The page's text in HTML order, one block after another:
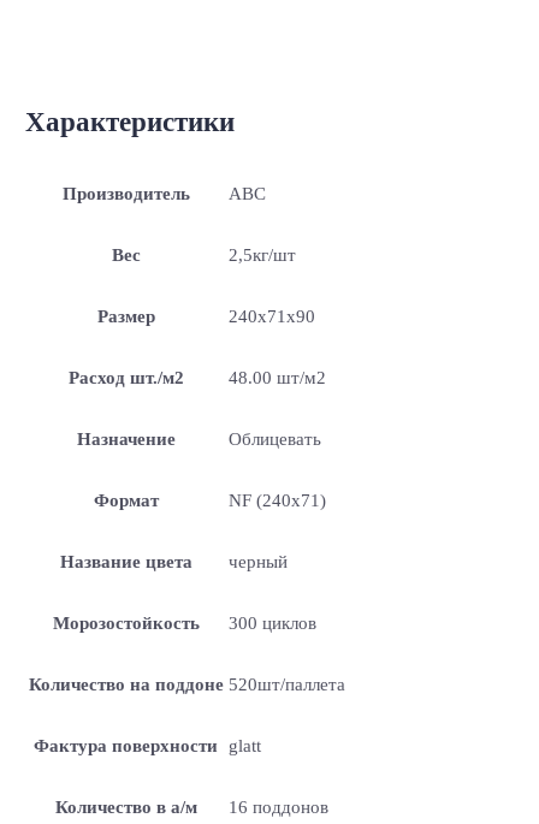
Характеристики
Производитель ABC
Вес 2,5кг/шт
Размер 240х71х90
Расход шт./м2 48.00 шт/м2
Назначение Облицевать
Формат NF (240х71)
Название цвета черный
Морозостойкость 300 циклов
Количество на поддоне 520шт/паллета
Фактура поверхности glatt
Количество в а/м 16 поддонов